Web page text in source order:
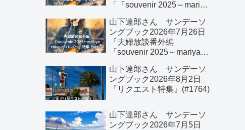
「『souvenir 2025～mariya
(#1762)
山下達郎さん サンデーソ
ングブック2026年7月26日
『夫婦放談番外編
『souvenir 2025～mariya
(#1763)
山下達郎さん サンデーソ
ングブック2026年8月2日
『リクエスト特集』(#1764)
山下達郎さん サンデーソ
ングブック2026年7月5日